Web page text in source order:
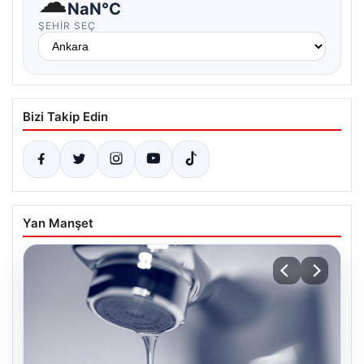
NaN°C
ŞEHIR SEÇ
Bizi Takip Edin
Yan Manşet